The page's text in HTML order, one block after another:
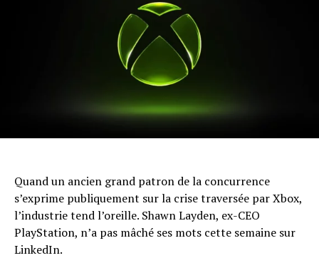
Quand un ancien grand patron de la concurrence
s’exprime publiquement sur la crise traversée par Xbox,
l’industrie tend l’oreille. Shawn Layden, ex-CEO
PlayStation, n’a pas mâché ses mots cette semaine sur
LinkedIn.